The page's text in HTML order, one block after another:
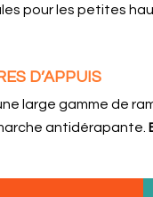
pour les petites
D’APPUIS
large gamme de
antidérapante.